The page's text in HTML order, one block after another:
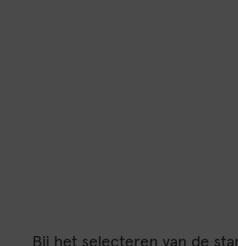
Bij het selecteren van de